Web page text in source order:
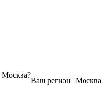
Москва
Ваш регион
Москва?